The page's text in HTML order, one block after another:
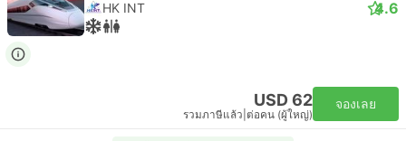
HK INT 4.6
USD 62
รวมภาษีแล้ว ต่อคน (ผู้ใหญ่)
จองเลย